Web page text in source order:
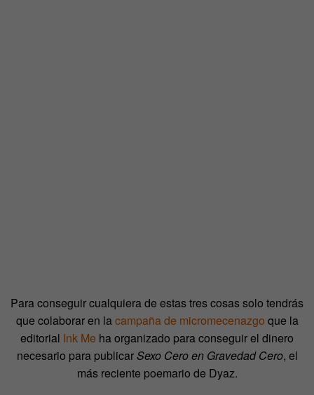
Para conseguir cualquiera de estas tres cosas solo tendrás
que colaborar en lacampaña de micromecenazgo que la
editorial Ink Me ha organizado para conseguir el dinero
necesario para publicarSexo Cero en Gravedad Cero, el
más reciente poemario de Dyaz.